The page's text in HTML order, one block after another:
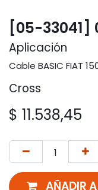
[05-33041]
Aplicación
Cable BASIC FIAT
Cross
$ 11.538,45
AÑADIR